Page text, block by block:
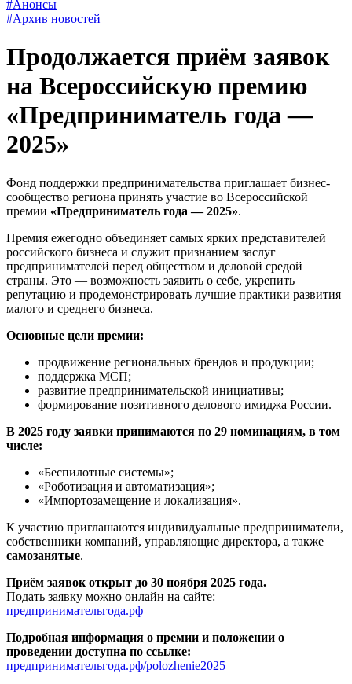
#Анонсы
#Архив новостей
Продолжается приём заявок
на Всероссийскую премию
«Предприниматель года —
2025»
Фонд поддержки предпринимательства приглашает бизнес-
сообщество региона принять участие во Всероссийской
премии «Предприниматель года — 2025».
Премия ежегодно объединяет самых ярких представителей
российского бизнеса и служит признанием заслуг
предпринимателей перед обществом и деловой средой
страны. Это — возможность заявить о себе, укрепить
репутацию и продемонстрировать лучшие практики развития
малого и среднего бизнеса.
Основные цели премии:
продвижение региональных брендов и продукции;
поддержка МСП;
развитие предпринимательской инициативы;
формирование позитивного делового имиджа России.
В 2025 году заявки принимаются по 29 номинациям, в том
числе:
«Беспилотные системы»;
«Роботизация и автоматизация»;
«Импортозамещение и локализация».
К участию приглашаются индивидуальные предприниматели,
собственники компаний, управляющие директора, а также
самозанятые.
Приём заявок открыт до 30 ноября 2025 года.
Подать заявку можно онлайн на сайте:
предпринимательгода.рф
Подробная информация о премии и положении о
проведении доступна по ссылке:
предпринимательгода.рф/polozhenie2025